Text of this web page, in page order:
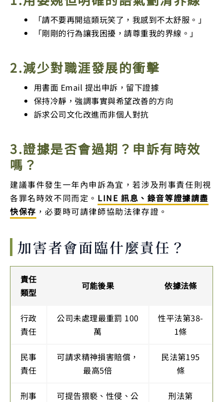
「請不要再開這類玩笑了，我感到不太舒服。」
「剛剛的行為讓我困擾，請尊重我的界線。」
2.減少對職涯發展的衝擊
用書面 Email 提出申訴，留下證據
保持冷靜，強調事實與希望改善的方向
訴求公司文化改進而非個人對抗
3.證據是否會過期？申訴有時效
嗎？
建議事件發生一年內申訴為宜，若涉及刑事責任則視
各罪名時效不同而定。 LINE 訊息、錄音等證據請盡
快保存 ，必要時可請律師協助法律存證。
加害者會面臨什麼責任？
責任
類型
可能後果 依據法條
行政
責任
公司未處理最重罰 100
萬
性平法第38-
1條
民事
責任
可請求精神損害賠償，
最高5倍
民法第195
條
刑事
可提告猥褻、性侵、公
刑法第